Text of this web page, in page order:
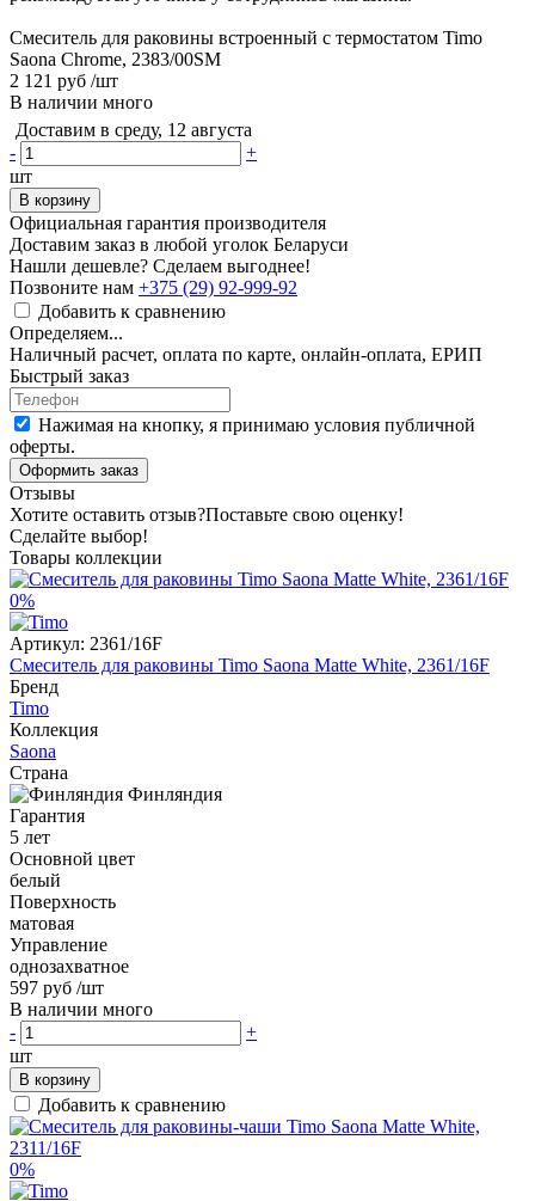
Смеситель для раковины встроенный с термостатом Timo
Saona Chrome, 2383/00SM
2 121 руб /шт
В наличии много
Доставим в среду, 12 августа
-
+
шт
В корзину
Официальная гарантия производителя
Доставим заказ в любой уголок Беларуси
Нашли дешевле? Сделаем выгоднее!
Позвоните нам +375 (29) 92-999-92
Добавить к сравнению
Определяем...
Наличный расчет, оплата по карте, онлайн-оплата, ЕРИП
Быстрый заказ
Нажимая на кнопку, я принимаю условия публичной
оферты.
Оформить заказ
Отзывы
Хотите оставить отзыв?Поставьте свою оценку!
Сделайте выбор!
Товары коллекции
0%
Артикул: 2361/16F
Смеситель для раковины Timo Saona Matte White, 2361/16F
Бренд
Timo
Коллекция
Saona
Страна
Финляндия
Гарантия
5 лет
Основной цвет
белый
Поверхность
матовая
Управление
однозахватное
597 руб /шт
В наличии много
-
+
шт
В корзину
Добавить к сравнению
0%